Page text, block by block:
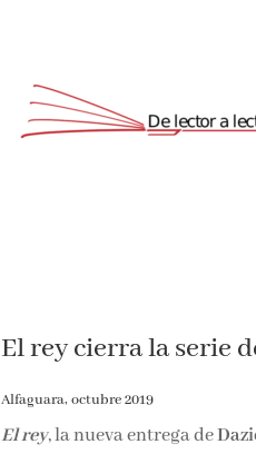
El rey cierra la serie
Alfaguara, octubre 2019
El rey, la nueva entrega de